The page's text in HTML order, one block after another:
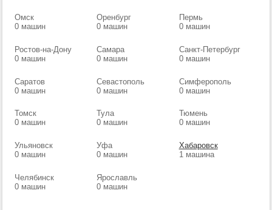
Омск
0 машин
Оренбург
0 машин
Пермь
0 машин
Ростов-на-Дону
0 машин
Самара
0 машин
Санкт-Петербург
0 машин
Саратов
0 машин
Севастополь
0 машин
Симферополь
0 машин
Томск
0 машин
Тула
0 машин
Тюмень
0 машин
Ульяновск
0 машин
Уфа
0 машин
Хабаровск
1 машина
Челябинск
0 машин
Ярославль
0 машин